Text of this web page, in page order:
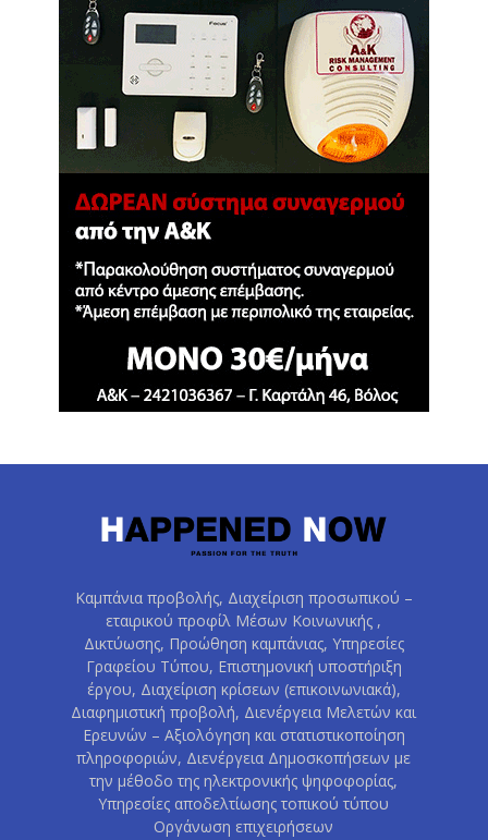
Καμπάνια προβολής, Διαχείριση προσωπικού –
εταιρικού προφίλ Μέσων Κοινωνικής ,
Δικτύωσης, Προώθηση καμπάνιας, Υπηρεσίες
Γραφείου Τύπου, Επιστημονική υποστήριξη
έργου, Διαχείριση κρίσεων (επικοινωνιακά),
Διαφημιστική προβολή, Διενέργεια Μελετών και
Ερευνών – Αξιολόγηση και στατιστικοποίηση
πληροφοριών, Διενέργεια Δημοσκοπήσεων με
την μέθοδο της ηλεκτρονικής ψηφοφορίας,
Υπηρεσίες αποδελτίωσης τοπικού τύπου
Οργάνωση επιχειρήσεων